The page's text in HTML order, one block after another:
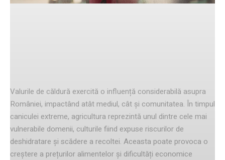
Valurile de căldură exercită o influență considerabilă asupra
României, impactând atât mediul, cât și comunitatea. În timpul
caniculei extreme, agricultura reprezintă unul dintre cele mai
vulnerabile domenii, culturile fiind expuse riscurilor de
deshidratare și scădere a recoltei. Aceasta poate provoca o
creștere a prețurilor alimentelor și dificultăți economice